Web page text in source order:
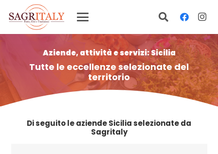
Aziende, attività e servizi: Sicilia
Tutte le eccellenze selezionate del
territorio
Di seguito le aziende Sicilia selezionate da
Sagritaly